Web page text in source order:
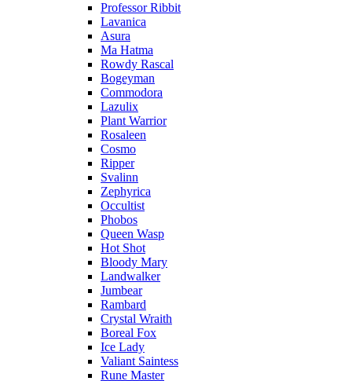
Professor Ribbit
Lavanica
Asura
Ma Hatma
Rowdy Rascal
Bogeyman
Commodora
Lazulix
Plant Warrior
Rosaleen
Cosmo
Ripper
Svalinn
Zephyrica
Occultist
Phobos
Queen Wasp
Hot Shot
Bloody Mary
Landwalker
Jumbear
Rambard
Crystal Wraith
Boreal Fox
Ice Lady
Valiant Saintess
Rune Master